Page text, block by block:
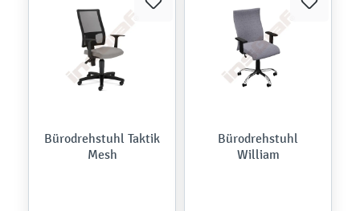
Bürodrehstuhl Taktik
Mesh
Bürodrehstuhl
William